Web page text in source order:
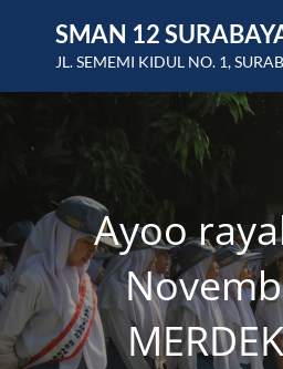
SMAN 12
JL. SEMEMI KIDUL NO. 1,
Ayoo